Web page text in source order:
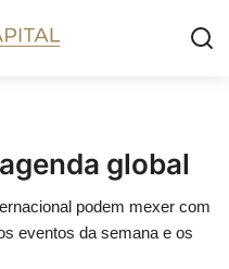
global
podem mexer com
eventos da semana e os